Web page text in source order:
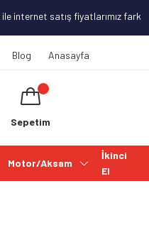
internet satış fiyatlarımız
Blog Anasayfa
Sepetim
Motor/Aksam
İkinci
El